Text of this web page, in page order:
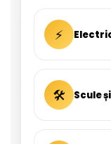
⚡
🛠 Scule